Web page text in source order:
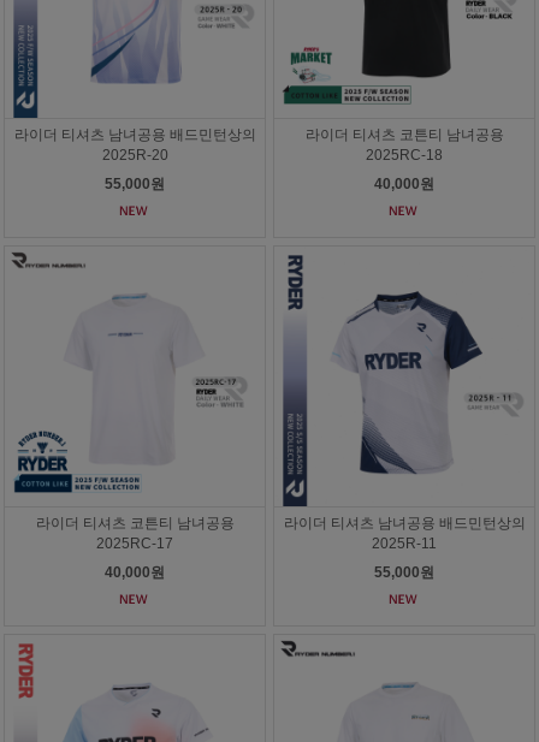
라이더 티셔츠 남녀공용 배드민턴상의
2025R-20
55,000원
라이더 티셔츠 코튼티 남녀공용
2025RC-18
40,000원
라이더 티셔츠 코튼티 남녀공용
2025RC-17
40,000원
라이더 티셔츠 남녀공용 배드민턴상의
2025R-11
55,000원